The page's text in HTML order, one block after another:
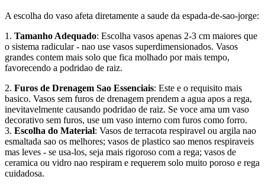
A escolha do vaso afeta diretamente a saude da espada-de-sao-jorge:
1. Tamanho Adequado: Escolha vasos apenas 2-3 cm maiores que
o sistema radicular - nao use vasos superdimensionados. Vasos
grandes contem mais solo que fica molhado por mais tempo,
favorecendo a podridao de raiz.
2. Furos de Drenagem Sao Essenciais: Este e o requisito mais
basico. Vasos sem furos de drenagem prendem a agua apos a rega,
inevitavelmente causando podridao de raiz. Se voce ama um vaso
decorativo sem furos, use um vaso interno com furos como forro.
3. Escolha do Material: Vasos de terracota respiravel ou argila nao
esmaltada sao os melhores; vasos de plastico sao menos respiraveis
mas leves - se usa-los, seja mais rigoroso com a rega; vasos de
ceramica ou vidro nao respiram e requerem solo muito poroso e rega
cuidadosa.